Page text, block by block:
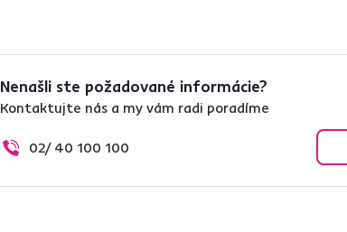
Nenašli ste požadované informácie?
Kontaktujte nás a my vám radi poradíme
02/ 40 100 100